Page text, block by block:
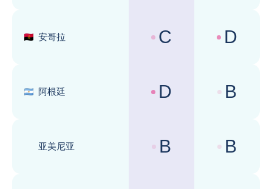
安哥拉
国家风险评级 :
C 商业环境评级
D
阿根廷
国家风险评级 :
D 商业环境评级
B
亚美尼亚
国家风险评级 :
B 商业环境评级
B